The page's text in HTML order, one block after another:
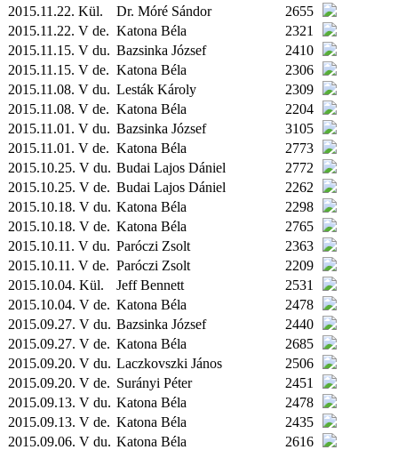
2015.11.22. Kül. Dr. Móré Sándor
2655
2015.11.22. V de. Katona Béla
2321
2015.11.15. V du. Bazsinka József
2410
2015.11.15. V de. Katona Béla
2306
2015.11.08. V du. Lesták Károly
2309
2015.11.08. V de. Katona Béla
2204
2015.11.01. V du. Bazsinka József
3105
2015.11.01. V de. Katona Béla
2773
2015.10.25. V du. Budai Lajos Dániel
2772
2015.10.25. V de. Budai Lajos Dániel
2262
2015.10.18. V du. Katona Béla
2298
2015.10.18. V de. Katona Béla
2765
2015.10.11. V du. Paróczi Zsolt
2363
2015.10.11. V de. Paróczi Zsolt
2209
2015.10.04. Kül. Jeff Bennett
2531
2015.10.04. V de. Katona Béla
2478
2015.09.27. V du. Bazsinka József
2440
2015.09.27. V de. Katona Béla
2685
2015.09.20. V du. Laczkovszki János
2506
2015.09.20. V de. Surányi Péter
2451
2015.09.13. V du. Katona Béla
2478
2015.09.13. V de. Katona Béla
2435
2015.09.06. V du. Katona Béla
2616